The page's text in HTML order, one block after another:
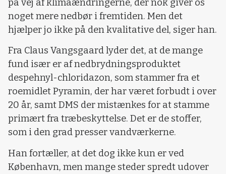
på vej af klimaændringerne, der nok giver os
noget mere nedbør i fremtiden. Men det
hjælper jo ikke på den kvalitative del, siger han.
Fra Claus Vangsgaard lyder det, at de mange
fund især er af nedbrydningsproduktet
despehnyl-chloridazon, som stammer fra et
roemidlet Pyramin, der har været forbudt i over
20 år, samt DMS der mistænkes for at stamme
primært fra træbeskyttelse. Det er de stoffer,
som i den grad presser vandværkerne.
Han fortæller, at det dog ikke kun er ved
København, men mange steder spredt udover